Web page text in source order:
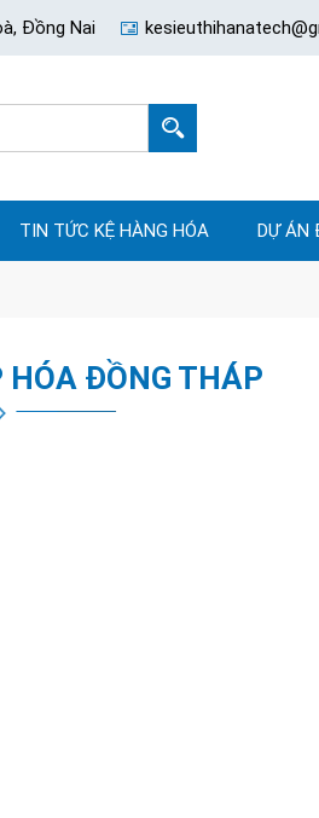
Đồng Nai
TIN TỨC KỆ HÀNG HÓA DỰ ÁN
HÓA ĐỒNG THÁP